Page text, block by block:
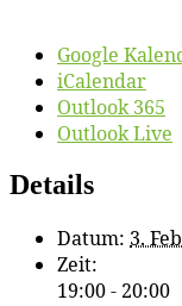
Google
iCalendar
Outlook 365
Outlook Live
Details
Datum: 3.
Zeit:
19:00 - 20:00